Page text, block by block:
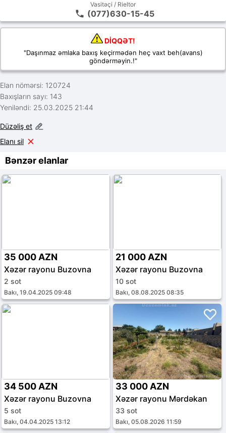
Vasitəçi / Rieltor
(077)630-15-45
DİQQƏT!
"Daşınmaz əmlaka baxış keçirmədən heç vaxt beh(avans)
göndərməyin.!"
Elan nömərsi: 120724
Baxışların sayı: 143
Yeniləndi: 25.03.2025 21:44
Düzəliş et
Elanı sil
Bənzər elanlar
35 000 AZN
Xəzər rayonu Buzovna
2 sot
Bakı, 19.04.2025 09:48
21 000 AZN
Xəzər rayonu Buzovna
10 sot
Bakı, 08.08.2025 08:35
34 500 AZN
Xəzər rayonu Buzovna
5 sot
Bakı, 04.04.2025 13:12
33 000 AZN
Xəzər rayonu Mərdəkan
33 sot
Bakı, 05.08.2026 11:59